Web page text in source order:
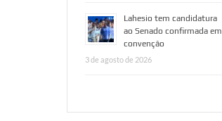
Lahesio tem candidatura
ao Senado confirmada em
convenção
3 de agosto de 2026